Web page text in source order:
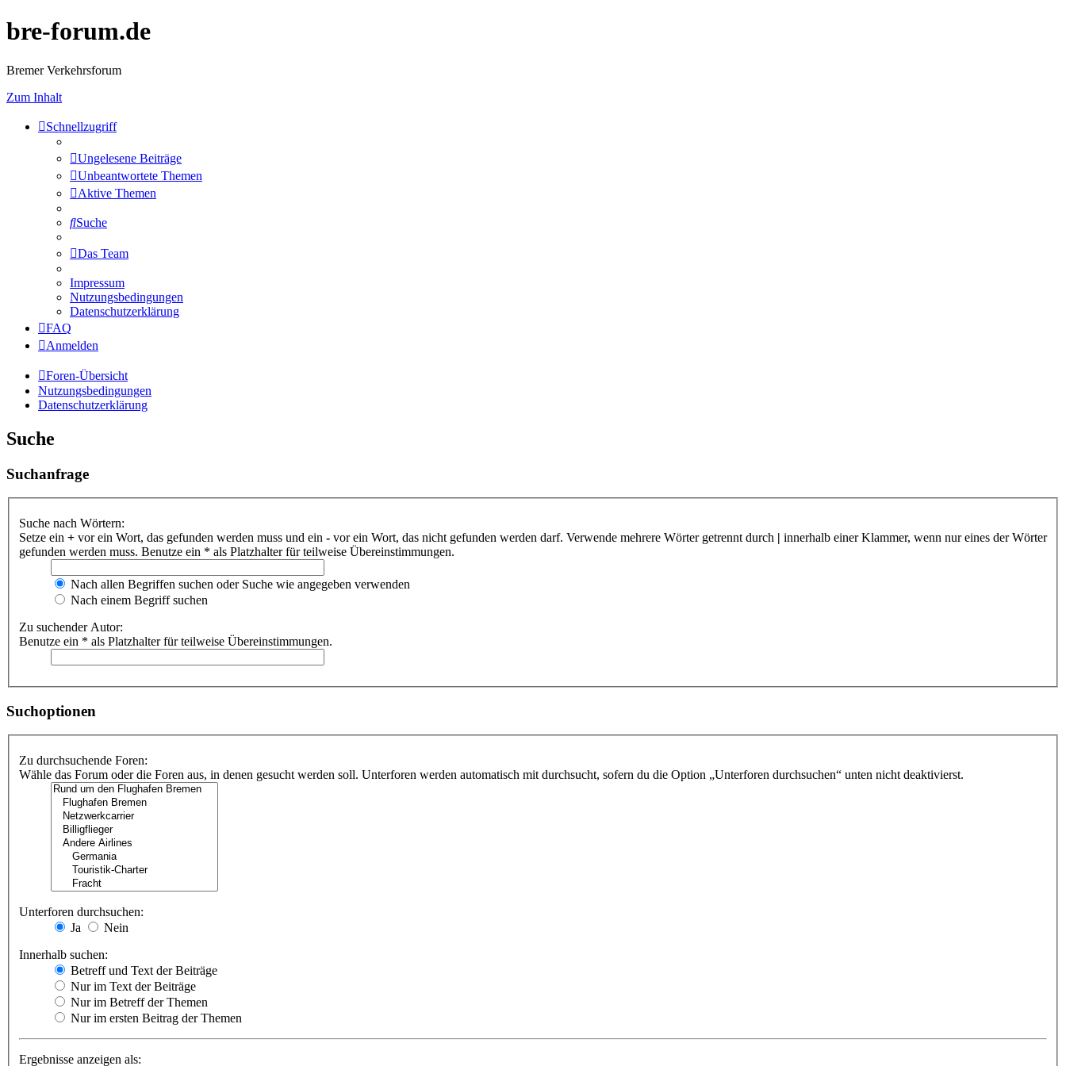
bre-forum.de
Bremer Verkehrsforum
Zum Inhalt
Schnellzugriff
Ungelesene Beiträge
Unbeantwortete Themen
Aktive Themen
Suche
Das Team
Impressum
Nutzungsbedingungen
Datenschutzerklärung
FAQ
Anmelden
Foren-Übersicht
Nutzungsbedingungen
Datenschutzerklärung
Suche
Suchanfrage
Suche nach Wörtern:
Setze ein + vor ein Wort, das gefunden werden muss und ein - vor ein Wort, das nicht gefunden werden darf. Verwende mehrere Wörter getrennt durch | innerhalb einer Klammer, wenn nur eines der Wörter
gefunden werden muss. Benutze ein * als Platzhalter für teilweise Übereinstimmungen.
Nach allen Begriffen suchen oder Suche wie angegeben verwenden
Nach einem Begriff suchen
Zu suchender Autor:
Benutze ein * als Platzhalter für teilweise Übereinstimmungen.
Suchoptionen
Zu durchsuchende Foren:
Wähle das Forum oder die Foren aus, in denen gesucht werden soll. Unterforen werden automatisch mit durchsucht, sofern du die Option „Unterforen durchsuchen“ unten nicht deaktivierst.
Unterforen durchsuchen:
Ja
Nein
Innerhalb suchen:
Betreff und Text der Beiträge
Nur im Text der Beiträge
Nur im Betreff der Themen
Nur im ersten Beitrag der Themen
Ergebnisse anzeigen als: